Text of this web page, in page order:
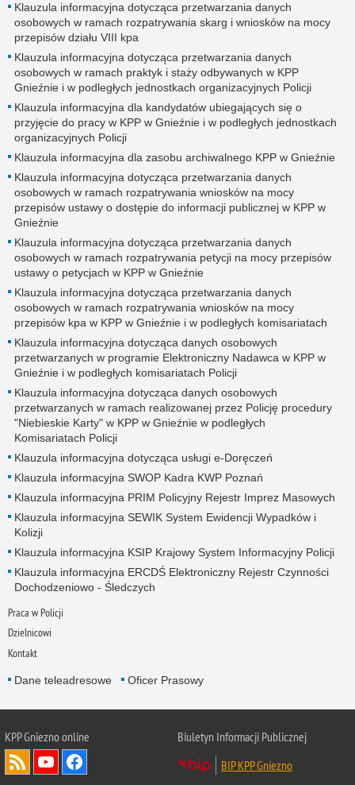
Klauzula informacyjna dotycząca przetwarzania danych
osobowych w ramach rozpatrywania skarg i wniosków na mocy
przepisów działu VIII kpa
Klauzula informacyjna dotycząca przetwarzania danych
osobowych w ramach praktyk i staży odbywanych w KPP
Gnieźnie i w podległych jednostkach organizacyjnych Policji
Klauzula informacyjna dla kandydatów ubiegających się o
przyjęcie do pracy w KPP w Gnieźnie i w podległych jednostkach
organizacyjnych Policji
Klauzula informacyjna dla zasobu archiwalnego KPP w Gnieźnie
Klauzula informacyjna dotycząca przetwarzania danych
osobowych w ramach rozpatrywania wniosków na mocy
przepisów ustawy o dostępie do informacji publicznej w KPP w
Gnieźnie
Klauzula informacyjna dotycząca przetwarzania danych
osobowych w ramach rozpatrywania petycji na mocy przepisów
ustawy o petycjach w KPP w Gnieźnie
Klauzula informacyjna dotycząca przetwarzania danych
osobowych w ramach rozpatrywania wniosków na mocy
przepisów kpa w KPP w Gnieźnie i w podległych komisariatach
Klauzula informacyjna dotycząca danych osobowych
przetwarzanych w programie Elektroniczny Nadawca w KPP w
Gnieźnie i w podległych komisariatach Policji
Klauzula informacyjna dotycząca danych osobowych
przetwarzanych w ramach realizowanej przez Policję procedury
"Niebieskie Karty" w KPP w Gnieźnie w podległych
Komisariatach Policji
Klauzula informacyjna dotycząca usługi e-Doręczeń
Klauzula informacyjna SWOP Kadra KWP Poznań
Klauzula informacyjna PRIM Policyjny Rejestr Imprez Masowych
Klauzula informacyjna SEWIK System Ewidencji Wypadków i
Kolizji
Klauzula informacyjna KSIP Krajowy System Informacyjny Policji
Klauzula informacyjna ERCDŚ Elektroniczny Rejestr Czynności
Dochodzeniowo - Śledczych
Praca w Policji
Dzielnicowi
Kontakt
Dane teleadresowe Oficer Prasowy
KPP Gniezno online
Biuletyn Informacji Publicznej
BIP KPP Gniezno